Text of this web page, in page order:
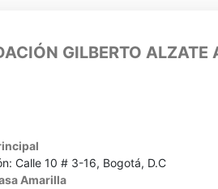
GILBERTO ALZATE
Calle 10 # 3-16, Bogotá, D.C
Amarilla